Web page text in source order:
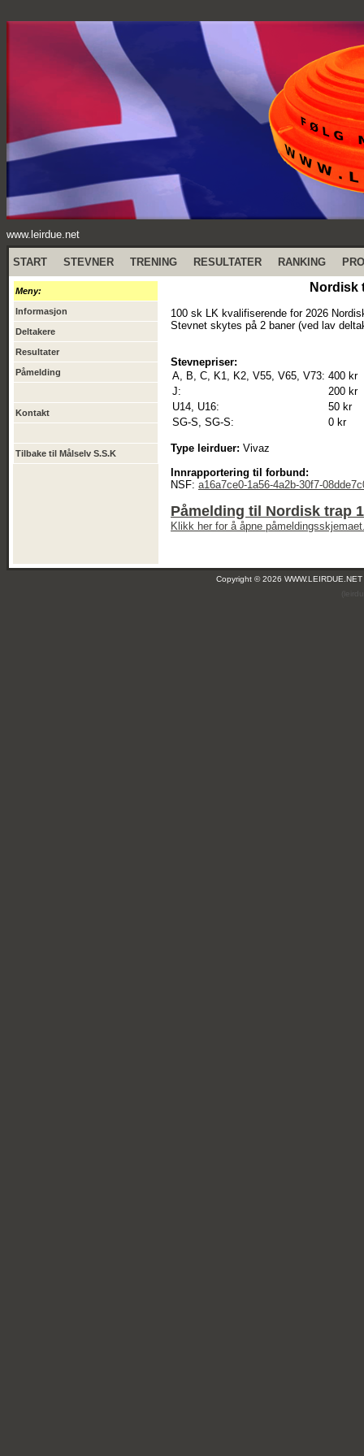
www.leirdue.net
START STEVNER TRENING RESULTATER RANKING
Meny:
Informasjon
Deltakere
Resultater
Påmelding
Kontakt
Tilbake til Målselv S.S.K
Nordisk
100 sk LK kvalifiserende for 2026
Stevnet skytes på 2 baner (ved lav
Stevnepriser:
A, B, C, K1, K2, V55, V65, V73: 400 kr
J:
200 kr
U14, U16:
50 kr
SG-S, SG-S:
0 kr
Type leirduer: Vivaz
Innrapportering til forbund:
NSF: a16a7ce0-1a56-4a2b-30f7-
Påmelding til Nordisk trap
Klikk her for å åpne
Copyright © 2026